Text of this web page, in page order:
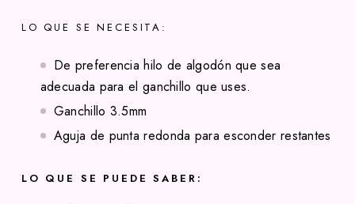
LO QUE SE NECESITA:
De preferencia hilo de algodón que sea
adecuada para el ganchillo que uses.
Ganchillo 3.5mm
Aguja de punta redonda para esconder restantes
LO QUE SE PUEDE SABER: